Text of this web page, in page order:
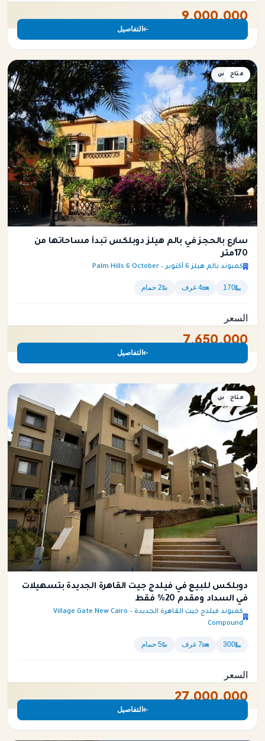
9,000,000
التفاصيل
دوبلكس
متاح
سارع بالحجز في بالم هيلز دوبلكس تبدأ مساحاتها من
170متر
كمبوند بالم هيلز 6 أكتوبر – Palm Hills 6 October
170 4 غرف 2 حمام
السعر
7,650,000
التفاصيل
دوبلكس
متاح
دوبلكس للبيع في فيلدج جيت القاهرة الجديدة بتسهيلات
في السداد ومقدم 20% فقط
كمبوند فيلدج جيت القاهرة الجديدة – Village Gate New Cairo
Compound
300 7 غرف 5 حمام
السعر
27,000,000
التفاصيل